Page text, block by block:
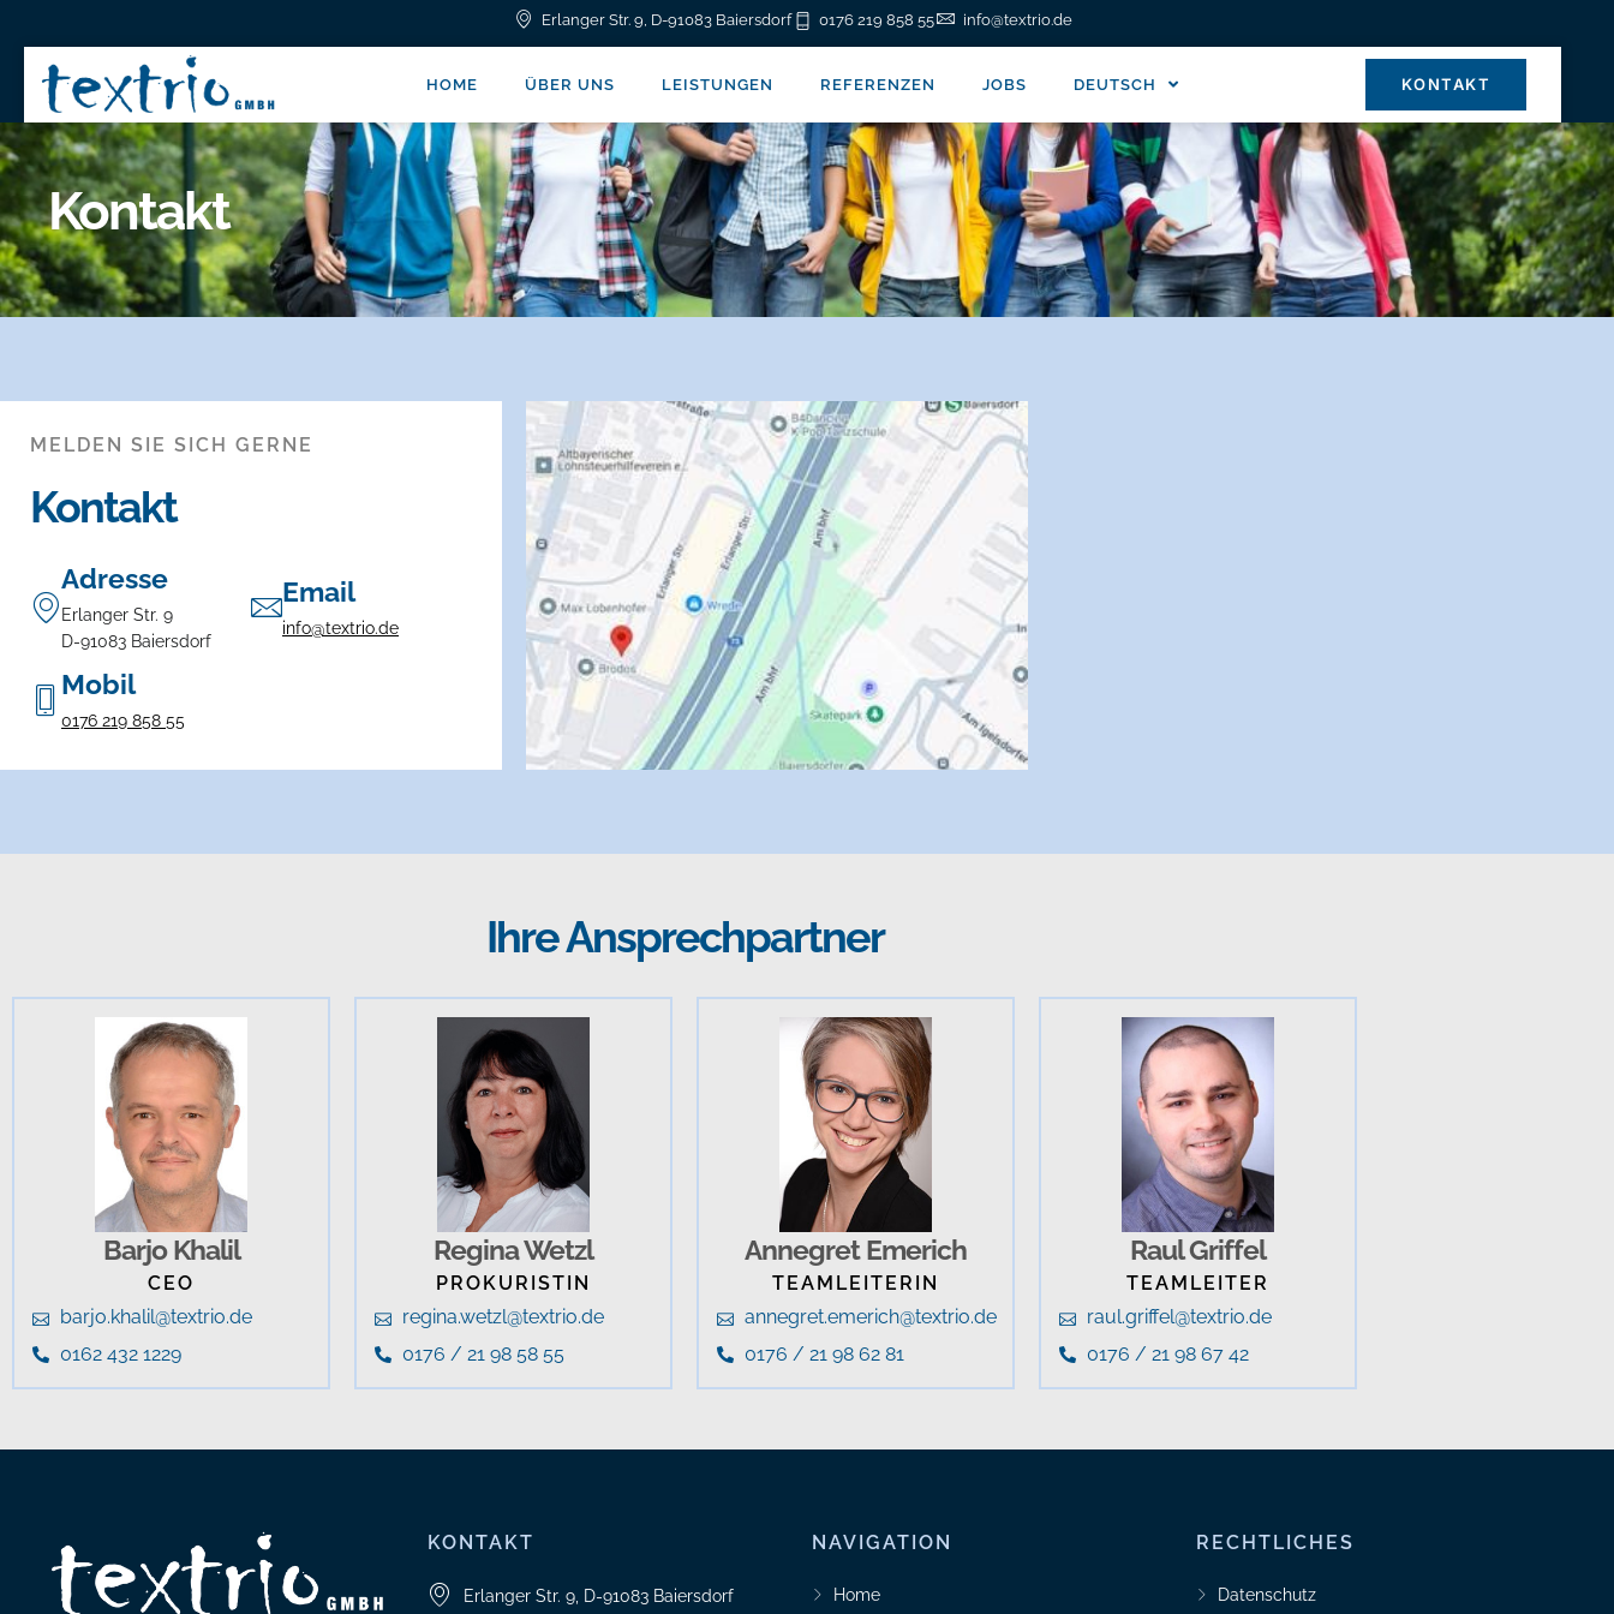
Erlanger Str. 9, D-91083 Baiersdorf 0176 219 858 55 info@textrio.de
HOME ÜBER UNS LEISTUNGEN REFERENZEN JOBS DEUTSCH KONTAKT
Kontakt
MELDEN SIE SICH GERNE
Kontakt
Adresse
Erlanger Str. 9
D-91083 Baiersdorf
Email
info@textrio.de
Mobil
0176 219 858 55
Ihre Ansprechpartner
Barjo Khalil
CEO
barjo.khalil@textrio.de
0162 432 1229
Regina Wetzl
PROKURISTIN
regina.wetzl@textrio.de
0176 / 21 98 58 55
Annegret Emerich
TEAMLEITERIN
annegret.emerich@textrio.de
0176 / 21 98 62 81
Raul Griffel
TEAMLEITER
raul.griffel@textrio.de
0176 / 21 98 67 42
KONTAKT
Erlanger Str. 9, D-91083 Baiersdorf
NAVIGATION
Home
RECHTLICHES
Datenschutz